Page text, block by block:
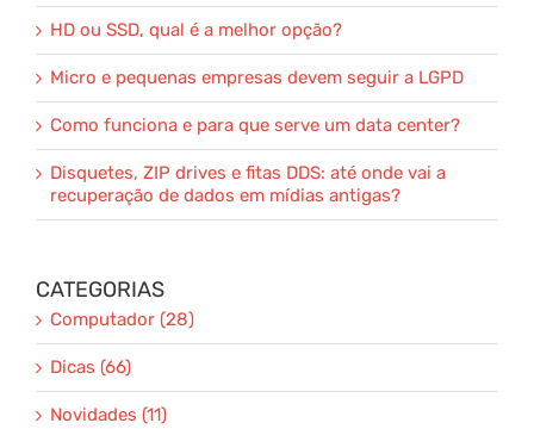
HD ou SSD, qual é a melhor opção?
Micro e pequenas empresas devem seguir a LGPD
Como funciona e para que serve um data center?
Disquetes, ZIP drives e fitas DDS: até onde vai a
recuperação de dados em mídias antigas?
CATEGORIAS
Computador (28)
Dicas (66)
Novidades (11)